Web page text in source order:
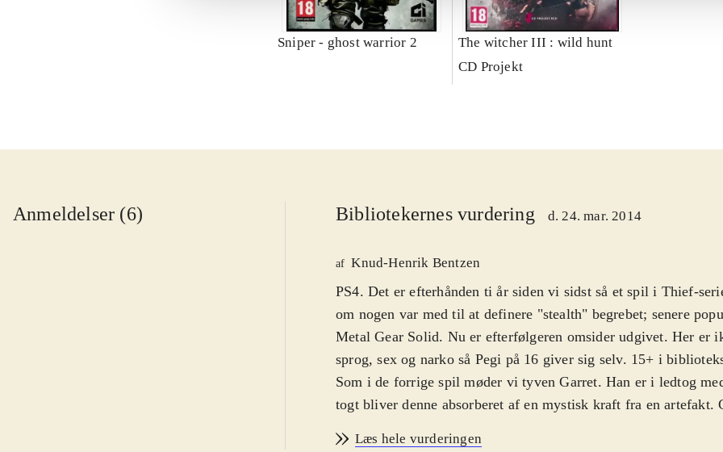
Sniper - ghost warrior 2
The witcher III : wild hunt
CD Projekt
Anmeldelser (6) Bibliotekernes vurdering d. 24. mar. 2014
af Knud-Henrik Bentzen
PS4. Det er efterhånden ti år siden vi sidst så et spil i Thief-
om nogen var med til at definere "stealth" begrebet; senere
Metal Gear Solid. Nu er efterfølgeren omsider udgivet. Her er
sprog, sex og narko så Pegi på 16 giver sig selv. 15+ i
Som i de forrige spil møder vi tyven Garret. Han er i ledtog
togt bliver denne absorberet af en mystisk kraft fra en artefakt.
Læs hele vurderingen